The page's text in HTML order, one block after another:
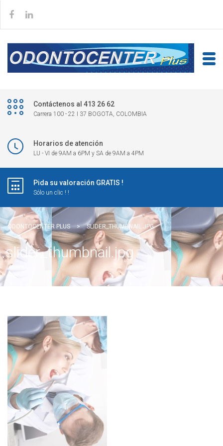
Contáctenos al 413 26 62
Carrera 100 - 22 I 37 BOGOTA, COLOMBIA
Horarios de atención
LU - VI de 9AM a 6PM y SA de 9AM a 4PM
Pida su valoración GRATIS !
Sólo un clic ! !
ODONTOCENTER PLUS > SLIDER_THUMBNAIL.JPG
slider_thumbnail.jpg